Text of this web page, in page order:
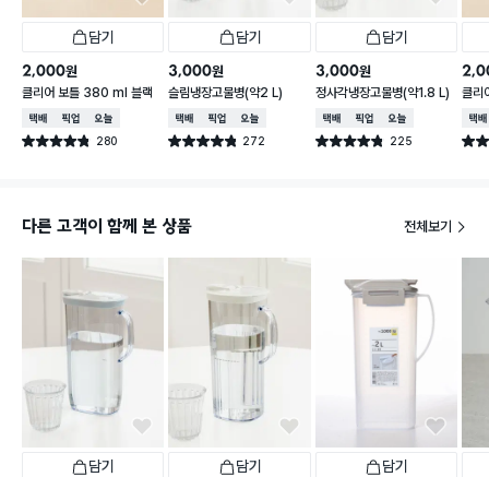
담기
2,000원
클리어 보틀 380 ml 블랙
택배배송매장픽업오늘배송
별점 4.8점 280
건 작성
담기
3,000원
슬림냉장고물병(약2 L)
택배배송매장픽업오늘배송
별점 4.8점 272
건 작성
담기
3,000원
정사각냉장고물병(약1.8 L)
택배배송매장픽업오늘배송
별점 4.8점 225
건 작성
클리
택배
별점
다른 고객이 함께 본 상품 전체보기
담기 담기 담기